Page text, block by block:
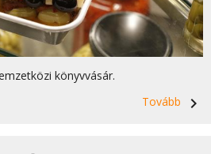
könyvvásár.
Tovább
navigate_next